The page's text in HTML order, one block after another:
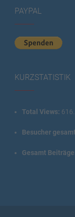
PAYPAL
KURZSTATISTIK
Total Views:
Besucher
Gesamt